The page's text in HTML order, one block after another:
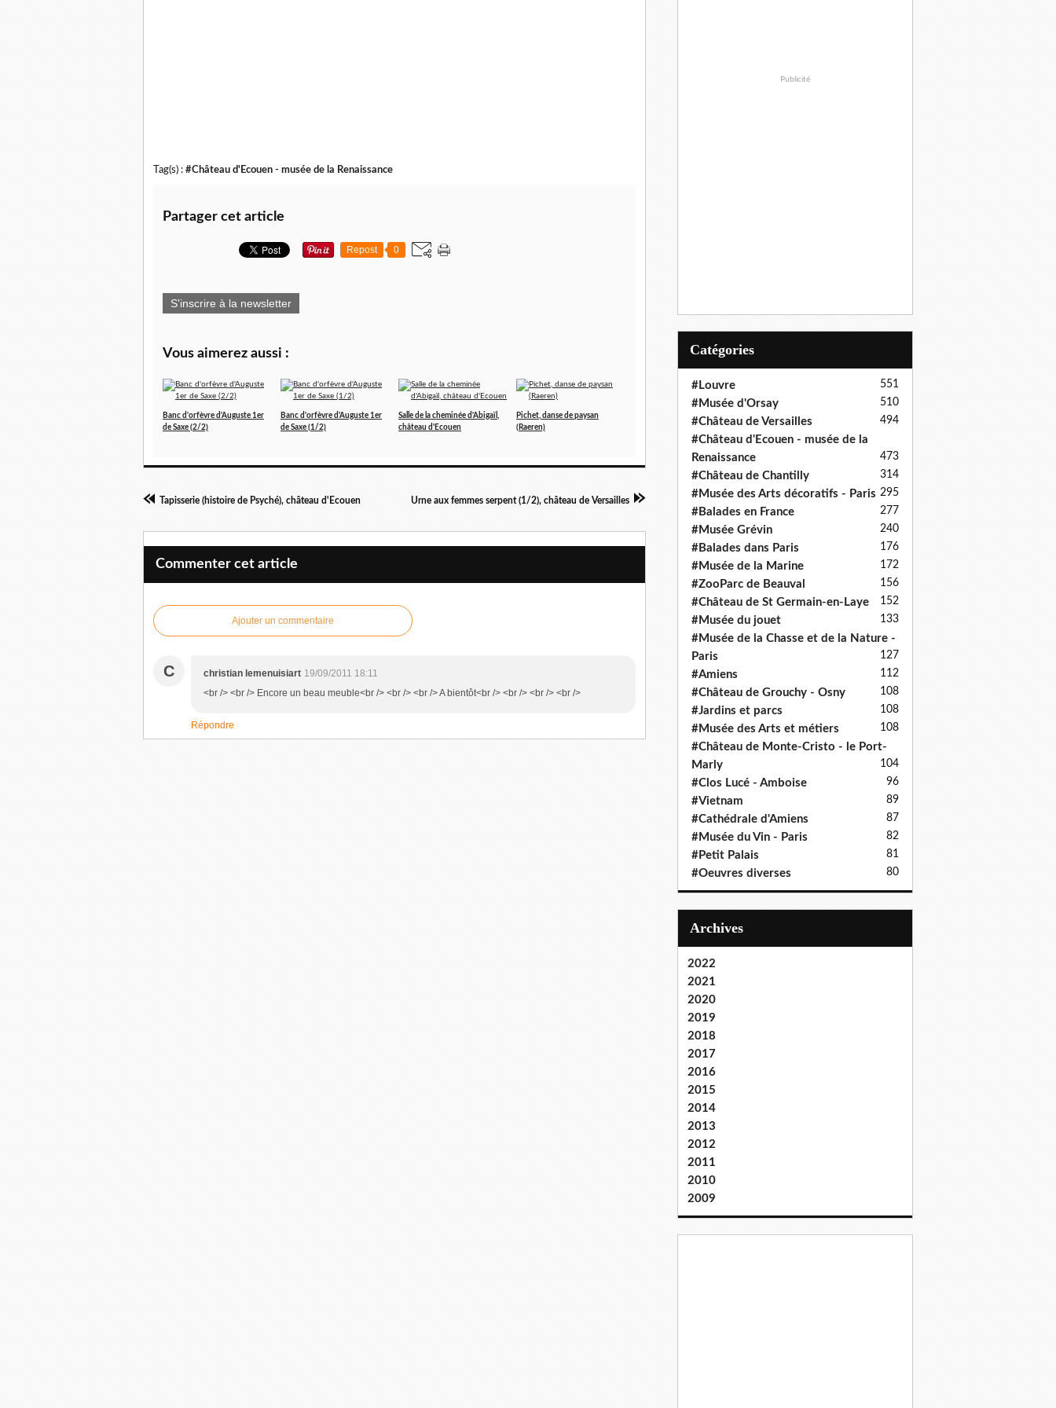
Tag(s) : #Château d'Ecouen - musée de la Renaissance
Partager cet article
Repost 0
S'inscrire à la newsletter
Vous aimerez aussi :
Banc d'orfèvre d'Auguste 1er
de Saxe (2/2)
Banc d'orfèvre d'Auguste 1er
de Saxe (1/2)
Salle de la cheminée d'Abigaïl,
château d'Ecouen
Pichet, danse de paysan
(Raeren)
Tapisserie (histoire de Psyché), château d'Ecouen Urne aux femmes serpent (1/2), château de Versailles
Commenter cet article
Ajouter un commentaire
C christian lemenuisiart 19/09/2011 18:11
<br /> <br /> Encore un beau meuble<br /> <br /> <br /> A bientôt<br /> <br /> <br /> <br />
Répondre
Publicité
Catégories
#Louvre 551
#Musée d'Orsay 510
#Château de Versailles 494
#Château d'Ecouen - musée de la
Renaissance
473
#Château de Chantilly 314
#Musée des Arts décoratifs - Paris 295
#Balades en France 277
#Musée Grévin 240
#Balades dans Paris 176
#Musée de la Marine 172
#ZooParc de Beauval 156
#Château de St Germain-en-Laye 152
#Musée du jouet 133
#Musée de la Chasse et de la Nature -
Paris
127
#Amiens 112
#Château de Grouchy - Osny 108
#Jardins et parcs 108
#Musée des Arts et métiers 108
#Château de Monte-Cristo - le Port-
Marly
104
#Clos Lucé - Amboise 96
#Vietnam 89
#Cathédrale d'Amiens 87
#Musée du Vin - Paris 82
#Petit Palais 81
#Oeuvres diverses 80
Archives
2022
2021
2020
2019
2018
2017
2016
2015
2014
2013
2012
2011
2010
2009